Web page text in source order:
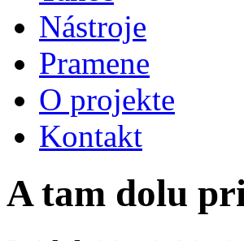
Nástroje
Pramene
O projekte
Kontakt
A tam dolu